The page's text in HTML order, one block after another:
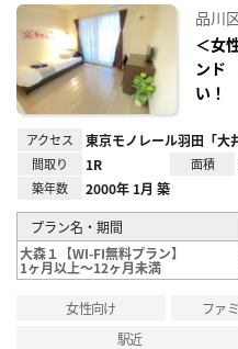
品川
＜女
ンド
い！
アクセス 東京モノレール羽田「大
間取り 1R 面積
築年数 2000年 1月 築
プラン名・期間
大森１【WI-FI無料プラン】
1ヶ月以上～12ヶ月未満
女性向け ファ
駅近